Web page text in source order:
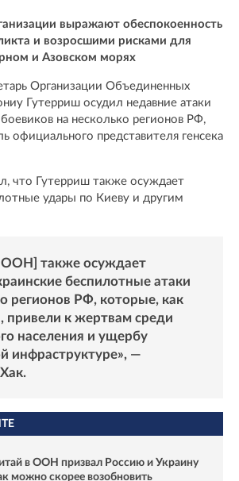
выражают обеспокоенность
и возросшими рисками для
и Азовском морях
Организации Объединенных
Гутерриш осудил недавние атаки
на несколько регионов РФ,
официального представителя генсека
что Гутерриш также осуждает
удары по Киеву и другим
ООН] также осуждает
беспилотные атаки
регионов РФ, которые, как
привели к жертвам среди
населения и ущербу
инфраструктуре», —
в ООН призвал Россию и Украину
можно скорее возобновить